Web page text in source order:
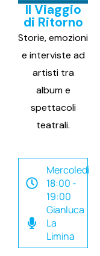
Il Viaggio
di Ritorno
Storie, emozioni
e interviste ad
artisti tra
album e
spettacoli
teatrali.
Mercoledì
18:00 -
19:00
Gianluca
La
Limina